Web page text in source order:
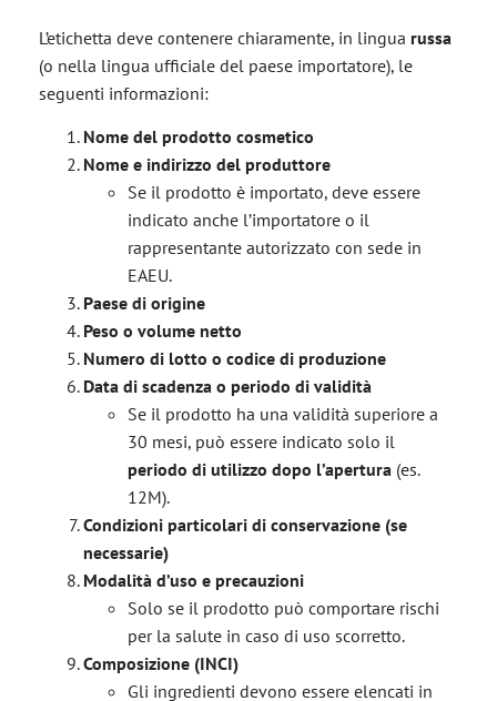
L’etichetta deve contenere chiaramente, in lingua russa
(o nella lingua ufficiale del paese importatore), le
seguenti informazioni:
Nome del prodotto cosmetico
Nome e indirizzo del produttore
Se il prodotto è importato, deve essere
indicato anche l’importatore o il
rappresentante autorizzato con sede in
EAEU.
Paese di origine
Peso o volume netto
Numero di lotto o codice di produzione
Data di scadenza o periodo di validità
Se il prodotto ha una validità superiore a
30 mesi, può essere indicato solo il
periodo di utilizzo dopo l’apertura (es.
12M).
Condizioni particolari di conservazione (se
necessarie)
Modalità d’uso e precauzioni
Solo se il prodotto può comportare rischi
per la salute in caso di uso scorretto.
Composizione (INCI)
Gli ingredienti devono essere elencati in